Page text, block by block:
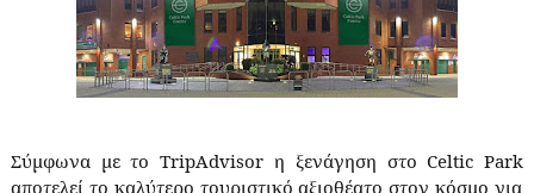
Σύμφωνα με τοTripAdvisor η ξενάγηση στο Celtic Park
αποτελεί το καλύτερο τουριστικό αξιοθέατο στον κόσμο για